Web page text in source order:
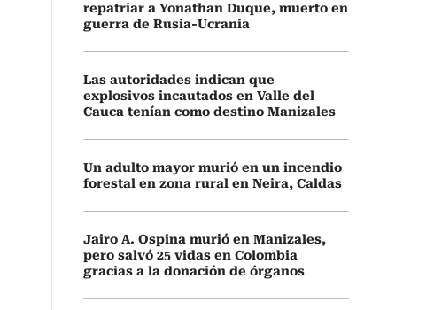
repatriar a Yonathan Duque, muerto en
guerra de Rusia-Ucrania
Las autoridades indican que
explosivos incautados en Valle del
Cauca tenían como destino Manizales
Un adulto mayor murió en un incendio
forestal en zona rural en Neira, Caldas
Jairo A. Ospina murió en Manizales,
pero salvó 25 vidas en Colombia
gracias a la donación de órganos